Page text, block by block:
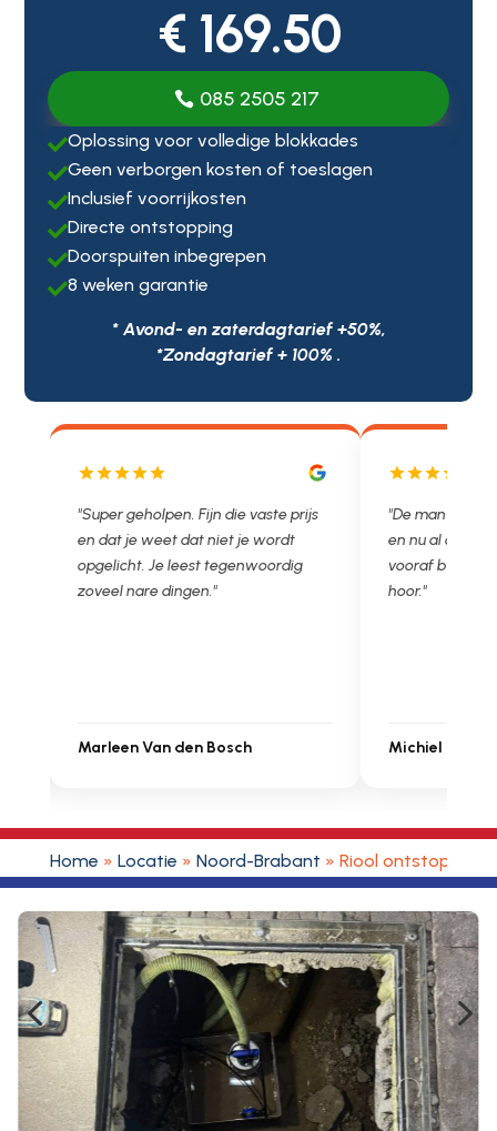
€ 169.50
085 2505 217
Oplossing voor volledige blokkades
Geen verborgen kosten of toeslagen
Inclusief voorrijkosten
Directe ontstopping
Doorspuiten inbegrepen
8 weken garantie
* Avond- en zaterdagtarief +50%,
*Zondagtarief + 100% .
"De man rijden net weg. 11.00 gebeld
en nu al opgelost voor een vast en
vooraf besproken tarief. Lekker
hoor."
Michiel Uitdenbongerd
"Wat een fijn
met een
je niet zo goed
Ontstoppen.nl
Sarah Touat
Home » Locatie » Noord-Brabant » Riool ontstoppen
4 5